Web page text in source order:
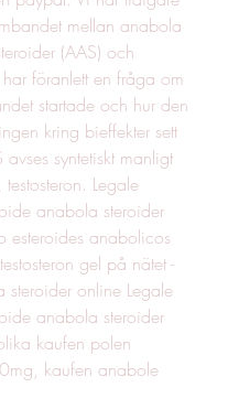
mellan anabola
(AAS) och
föranlett en fråga om
startade och hur den
kring bieffekter sett
syntetiskt manligt
Legale
anabola steroider
esteroides anabolicos
gel på nätet -
steroider online Legale
anabola steroider
kaufen polen
kaufen anabole